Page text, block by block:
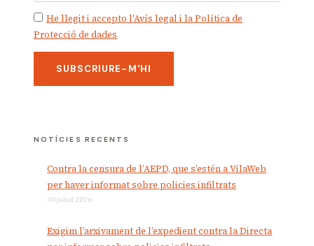
He llegit i accepto l'Avís legal i la Política de
Protecció de dades
NOTÍCIES RECENTS
Contra la censura de l’AEPD, que s’estén a VilaWeb
per haver informat sobre policies infiltrats
30 juliol 2026
Exigim l’arxivament de l’expedient contra la Directa